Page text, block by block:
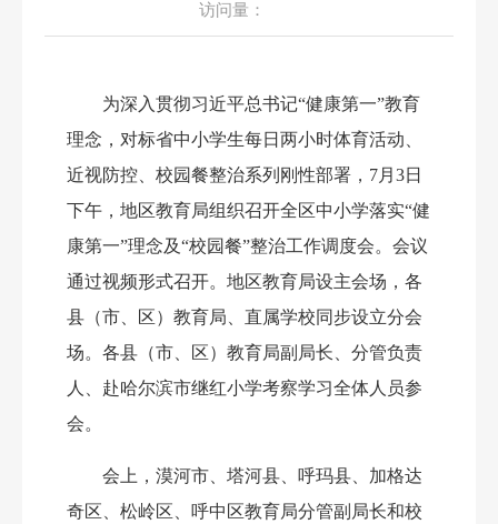
访问量：
为深入贯彻习近平总书记“健康第一”教育
理念，对标省中小学生每日两小时体育活动、
近视防控、校园餐整治系列刚性部署，7月3日
下午，地区教育局组织召开全区中小学落实“健
康第一”理念及“校园餐”整治工作调度会。 会议
通过视频形式召开。 地区教育局设主会场，各
县（市、区）教育局、直属学校同步设立分会
场。 各县（市、区）教育局副局长、分管负责
人、赴哈尔滨市继红小学考察学习全体人员参
会。
会上， 漠河市、塔河县、呼玛县、加格达
奇区、松岭区、呼中区教育局分管副局长和校